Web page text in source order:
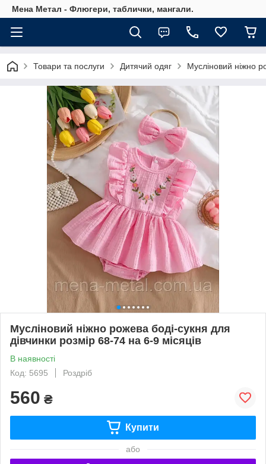
Мена Метал - Флюгери, таблички, мангали.
Товари та послуги Дитячий одяг Мусліновий ніжно
Мусліновий ніжно рожева боді-сукня для
дівчинки розмір 68-74 на 6-9 місяців
В наявності
Код: 5695
Роздріб
560 ₴
Купити
або